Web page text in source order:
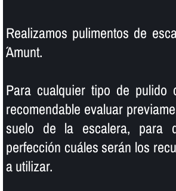
Realizamos pulimentos de
´Amunt.
Para cualquier tipo de pulido
recomendable evaluar
suelo de la escalera, para
perfección cuáles serán los
a utilizar.